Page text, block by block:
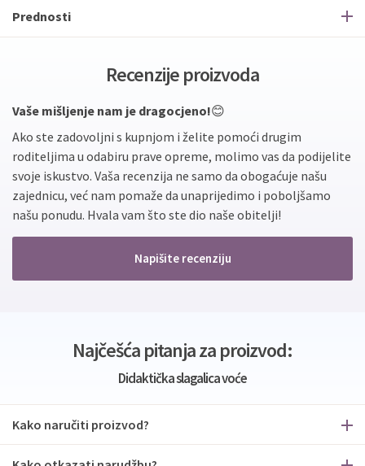
Prednosti
Recenzije proizvoda
Vaše mišljenje nam je dragocjeno!😊
Ako ste zadovoljni s kupnjom i želite pomoći drugim
roditeljima u odabiru prave opreme, molimo vas da podijelite
svoje iskustvo. Vaša recenzija ne samo da obogaćuje našu
zajednicu, već nam pomaže da unaprijedimo i poboljšamo
našu ponudu. Hvala vam što ste dio naše obitelji!
Napišite recenziju
Najčešća pitanja za proizvod:
Didaktička slagalica voće
Kako naručiti proizvod?